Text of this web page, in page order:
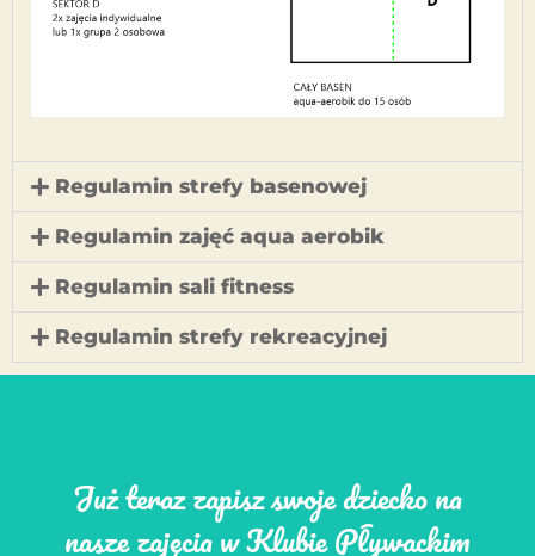
Regulamin strefy basenowej
Regulamin zajęć aqua aerobik
Regulamin sali fitness
Regulamin strefy rekreacyjnej
Już teraz zapisz swoje dziecko na
nasze zajęcia w Klubie Pływackim